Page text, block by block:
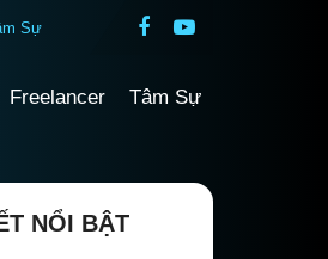
Sự
Freelancer Tâm Sự
NỔI BẬT